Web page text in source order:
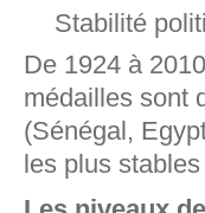
Stabilité
De 1924 à
médailles sont
(Sénégal,
les plus